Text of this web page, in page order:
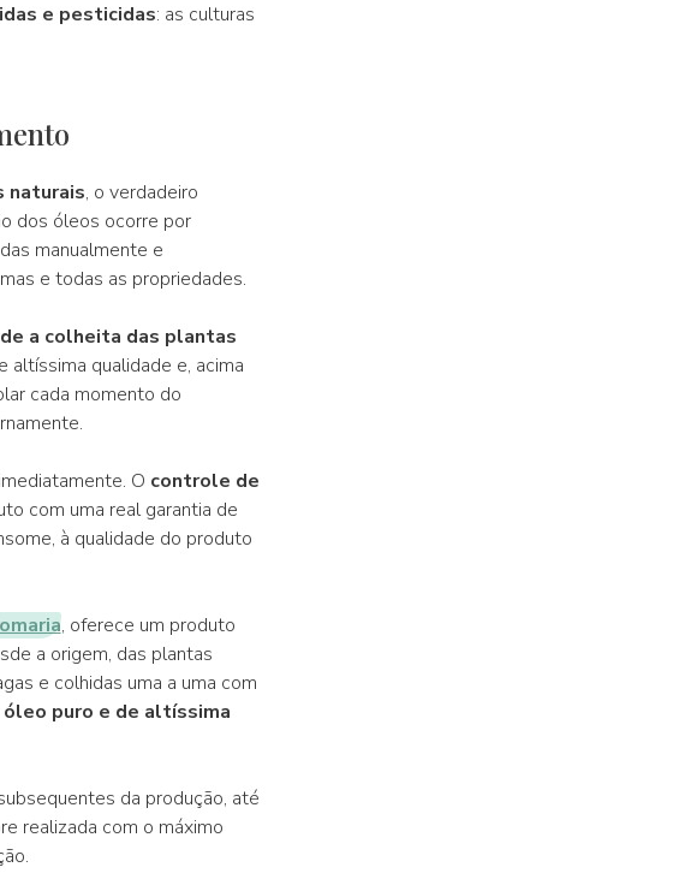
e pesticidas: as culturas
naturais, o verdadeiro
dos óleos ocorre por
manualmente e
e todas as propriedades.
a colheita das plantas
altíssima qualidade e, acima
cada momento do
O controle de
com uma real garantia de
à qualidade do produto
, oferece um produto
a origem, das plantas
e colhidas uma a uma com
óleo puro e de altíssima
da produção, até
realizada com o máximo